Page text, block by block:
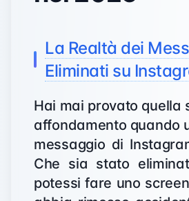
La Realtà dei
Eliminati su
Hai mai provato quella
affondamento quando
messaggio di
Che sia stato
potessi fare uno